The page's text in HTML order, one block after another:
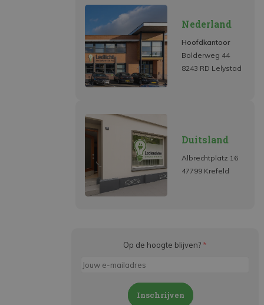
Nederland
Hoofdkantoor
Bolderweg 44
8243 RD Lelystad
Duitsland
Albrechtplatz 16
47799 Krefeld
Op de hoogte blijven? *
Inschrijven